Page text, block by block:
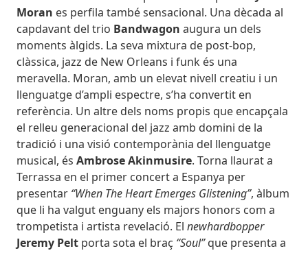
Moran es perfila també sensacional. Una dècada al
capdavant del trio Bandwagon augura un dels
moments àlgids. La seva mixtura de post-bop,
clàssica, jazz de New Orleans i funk és una
meravella. Moran, amb un elevat nivell creatiu i un
llenguatge d’ampli espectre, s’ha convertit en
referència. Un altre dels noms propis que encapçala
el relleu generacional del jazz amb domini de la
tradició i una visió contemporània del llenguatge
musical, és Ambrose Akinmusire. Torna llaurat a
Terrassa en el primer concert a Espanya per
presentar “When The Heart Emerges Glistening”, àlbum
que li ha valgut enguany els majors honors com a
trompetista i artista revelació. El newhardbopper
Jeremy Pelt porta sota el braç “Soul”que presenta a